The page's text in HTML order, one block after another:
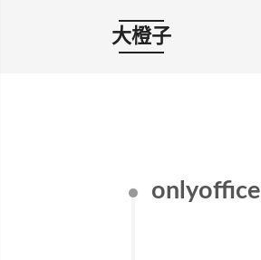
大橙子
onlyoffice